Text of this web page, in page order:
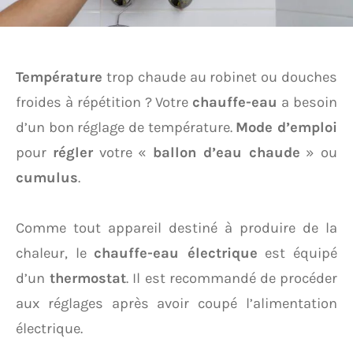
Température trop chaude au robinet ou douches
froides à répétition ? Votre chauffe-eau a besoin
d’un bon réglage de température. Mode d’emploi
pour réglervotre « ballon d’eau chaude » ou
cumulus.
Comme tout appareil destiné à produire de la
chaleur, le chauffe-eau électrique est équipé
d’un thermostat. Il est recommandé de procéder
aux réglages après avoir coupé l’alimentation
électrique.